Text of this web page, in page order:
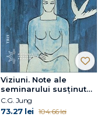
Viziuni. Note ale
seminarului susţinut
între 1930 și 1934 de
C.G. Jung – vol. 1
C.G. Jung
73.27 lei 104.66 lei